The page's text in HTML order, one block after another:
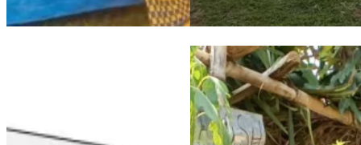
Chiusura dell’anno scolastico 2022-2023 alla scuola di
Maison de Paix: stato